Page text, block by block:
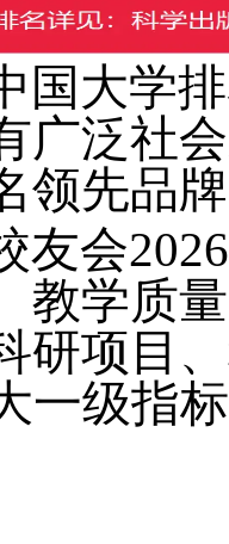
国大学
广泛社
领先品
友会
教学质
研项目
一级指